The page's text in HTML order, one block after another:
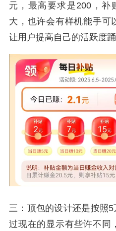
元，最高要求是200，补
大，也许会有样机能手可
让用户提高自己的活跃度
三：顶包的设计还是按照
过现在的显示有些许不同